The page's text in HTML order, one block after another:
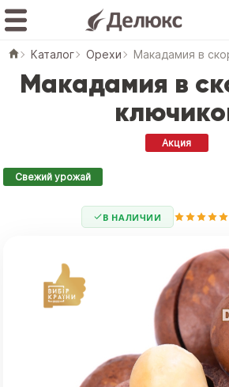
Каталог Орехи Макадамия в
Макадамия в
Акция
Свежий урожай
В НАЛИЧИИ